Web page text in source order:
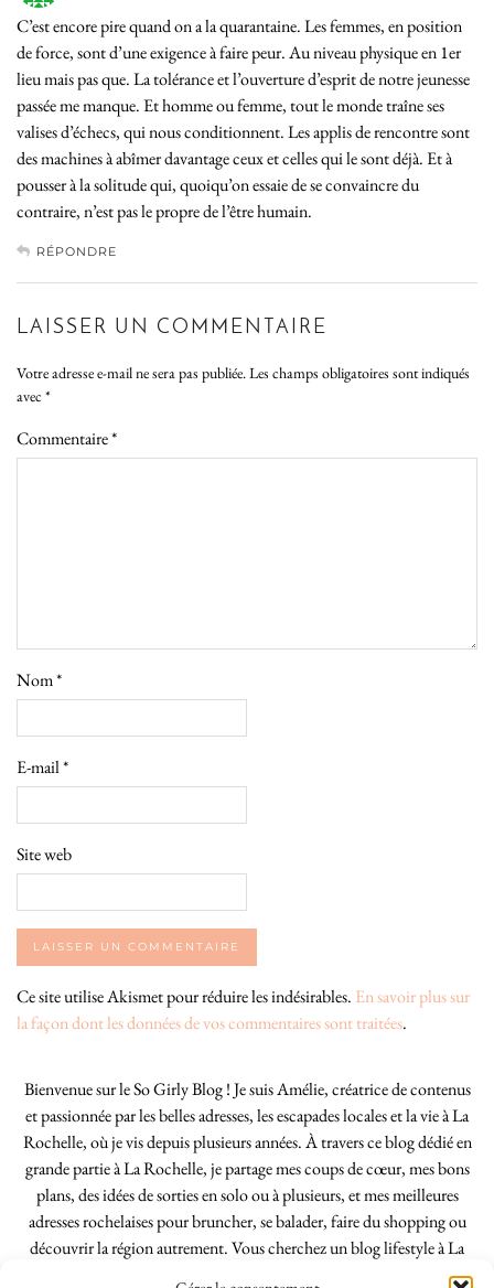
C’est encore pire quand on a la quarantaine. Les femmes, en position
de force, sont d’une exigence à faire peur. Au niveau physique en 1er
lieu mais pas que. La tolérance et l’ouverture d’esprit de notre jeunesse
passée me manque. Et homme ou femme, tout le monde traîne ses
valises d’échecs, qui nous conditionnent. Les applis de rencontre sont
des machines à abîmer davantage ceux et celles qui le sont déjà. Et à
pousser à la solitude qui, quoiqu’on essaie de se convaincre du
contraire, n’est pas le propre de l’être humain.
RÉPONDRE
LAISSER UN COMMENTAIRE
Votre adresse e-mail ne sera pas publiée.Les champs obligatoires sont indiqués
avec *
Commentaire*
Nom*
E-mail*
Site web
Ce site utilise Akismet pour réduire les indésirables. En savoir plus sur
la façon dont les données de vos commentaires sont traitées.
Bienvenue sur le So Girly Blog ! Je suis Amélie, créatrice de contenus
et passionnée par les belles adresses, les escapades locales et la vie à La
Rochelle, où je vis depuis plusieurs années. À travers ce blog dédié en
grande partie à La Rochelle, je partage mes coups de cœur, mes bons
plans, des idées de sorties en solo ou à plusieurs, et mes meilleures
adresses rochelaises pour bruncher, se balader, faire du shopping ou
découvrir la région autrement. Vous cherchez un blog lifestyle à La
Rochelle, tenu par une locale ? Vous êtes au bon endroit. Que vous